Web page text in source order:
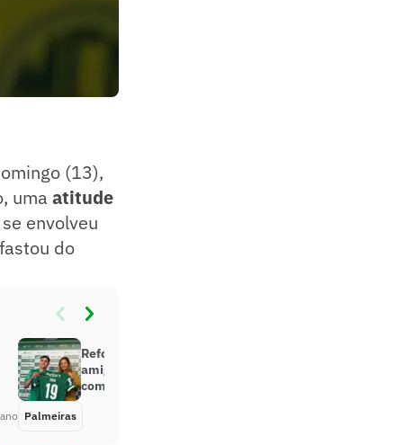
(13),
uma atitude
envolveu
do
Reforço do Palmeiras revela
amigos no Corinthians e cita jogo
com o Chelsea
Palmeiras